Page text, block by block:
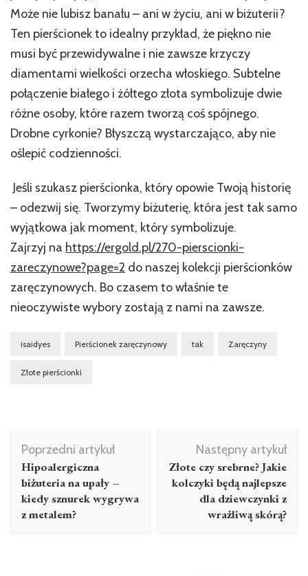
Może nie lubisz banału – ani w życiu, ani w biżuterii?
Ten pierścionek to idealny przykład, że piękno nie
musi być przewidywalne i nie zawsze krzyczy
diamentami wielkości orzecha włoskiego. Subtelne
połączenie białego i żółtego złota symbolizuje dwie
różne osoby, które razem tworzą coś spójnego.
Drobne cyrkonie? Błyszczą wystarczająco, aby nie
oślepić codzienności.
Jeśli szukasz pierścionka, który opowie Twoją historię
– odezwij się. Tworzymy biżuterię, która jest tak samo
wyjątkowa jak moment, który symbolizuje.
Zajrzyj na https://ergold.pl/270-pierscionki-
zareczynowe?page=2 do naszej kolekcji pierścionków
zaręczynowych. Bo czasem to właśnie te
nieoczywiste wybory zostają z nami na zawsze.
isaidyes Pierścionek zaręczynowy tak Zaręczyny
Złote pierścionki
Nawigacja
wpisu
Poprzedni artykuł
Hipoalergiczna
biżuteria na upały –
kiedy sznurek wygrywa
z metalem?
Następny artykuł
Złote czy srebrne? Jakie
kolczyki będą najlepsze
dla dziewczynki z
wrażliwą skórą?